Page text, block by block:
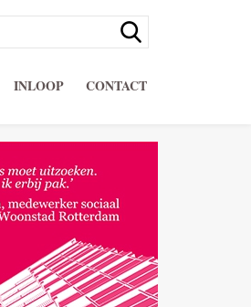
INLOOP CONTACT